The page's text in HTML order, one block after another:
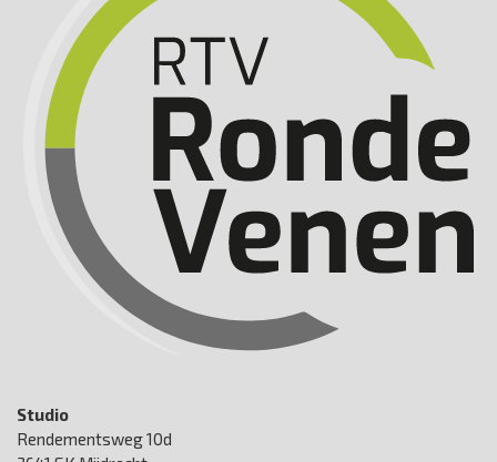
Studio
Rendementsweg 10d